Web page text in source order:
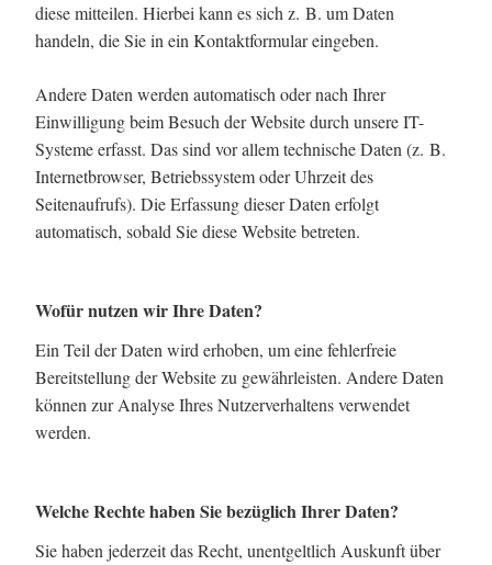
diese mitteilen. Hierbei kann es sich z. B. um Daten
handeln, die Sie in ein Kontaktformular eingeben.
Andere Daten werden automatisch oder nach Ihrer
Einwilligung beim Besuch der Website durch unsere IT-
Systeme erfasst. Das sind vor allem technische Daten (z. B.
Internetbrowser, Betriebssystem oder Uhrzeit des
Seitenaufrufs). Die Erfassung dieser Daten erfolgt
automatisch, sobald Sie diese Website betreten.
Wofür nutzen wir Ihre Daten?
Ein Teil der Daten wird erhoben, um eine fehlerfreie
Bereitstellung der Website zu gewährleisten. Andere Daten
können zur Analyse Ihres Nutzerverhaltens verwendet
werden.
Welche Rechte haben Sie bezüglich Ihrer Daten?
Sie haben jederzeit das Recht, unentgeltlich Auskunft über